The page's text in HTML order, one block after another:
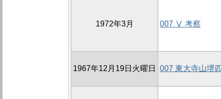
1972年3月 007 Ⅴ 考察
1967年12月19日火曜日 007 東大寺山堺